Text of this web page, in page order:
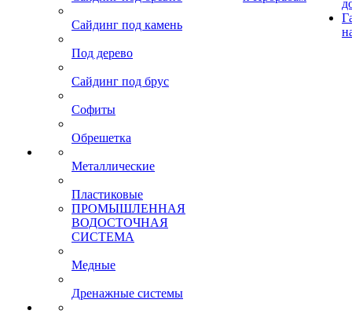
Сайдинг под камень
Под дерево
Сайдинг под брус
Софиты
Обрешетка
Металлические
Пластиковые
ПРОМЫШЛЕННАЯ
ВОДОСТОЧНАЯ
СИСТЕМА
Медные
Дренажные системы